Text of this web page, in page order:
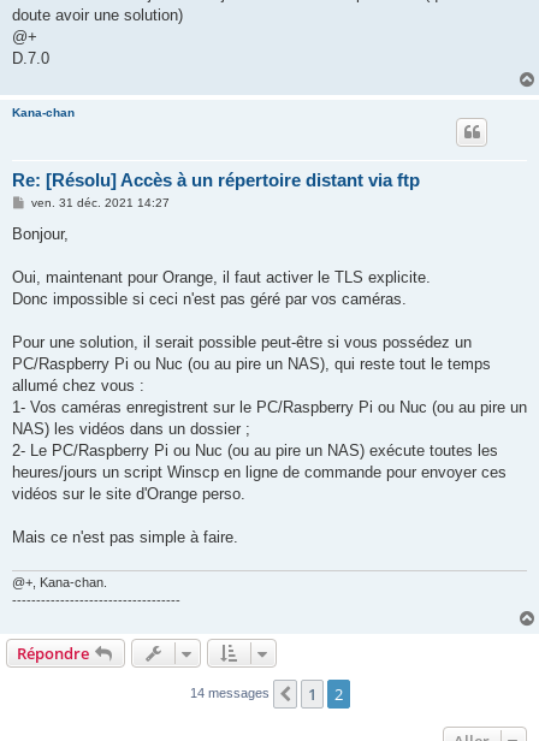
doute avoir une solution)
@+
D.7.0
Kana-chan
Re: [Résolu] Accès à un répertoire distant via ftp
M
s
g
ven. 31 déc. 2021 14:27
Bonjour,
Oui, maintenant pour Orange, il faut activer le TLS explicite.
Donc impossible si ceci n'est pas géré par vos caméras.
Pour une solution, il serait possible peut-être si vous possédez un
PC/Raspberry Pi ou Nuc (ou au pire un NAS), qui reste tout le temps
allumé chez vous :
1- Vos caméras enregistrent sur le PC/Raspberry Pi ou Nuc (ou au pire un
NAS) les vidéos dans un dossier ;
2- Le PC/Raspberry Pi ou Nuc (ou au pire un NAS) exécute toutes les
heures/jours un script Winscp en ligne de commande pour envoyer ces
vidéos sur le site d'Orange perso.
Mais ce n'est pas simple à faire.
@+, Kana-chan.
-----------------------------------
Répondre
14 messages Précédent
1 2